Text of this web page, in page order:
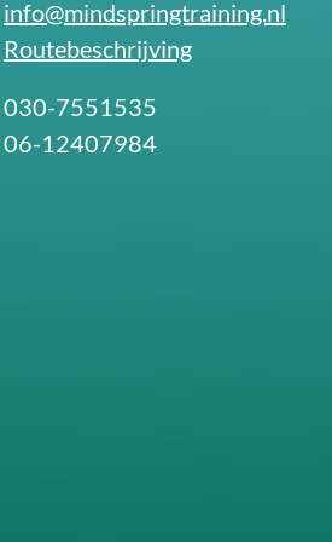
info@mindspringtraining.nl
Routebeschrijving
030-7551535
06-12407984